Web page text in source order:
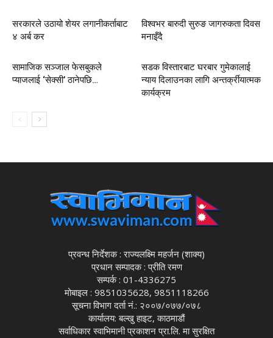
सरकारले उठायो शेयर लगानीकर्ताबाट
४ अर्ब कर
विश्वभर बारुदी सुरुङ जागरुकता दिवस
मनाइँदै
सामाजिक सञ्जाल फेसबुकले
प्याजलाई ‘सेक्सी’ ठानेपछि…
सडक विस्तारबाट घरबार गुमेकालाई
न्याय दिलाउनका लागि अन्तर्क्रीयात्मक
कार्यक्रम
प्रवन्ध निर्देशक : राज्यलक्ष्मि महर्जन (शाक्य)
प्रधान सम्पादक : प्रीति रमण
सम्पर्क : 01-4336275
मोबाइल : 9851035628, 9851118266
सूचना विभाग दर्ता नं.: २००७/०७७/०७८
कार्यालय: बल्खु हाइट, काठमाडौं
सर्वाधिकार स्वाभिमानी प्रकाशन प्रा.लि. मा सुरक्षित